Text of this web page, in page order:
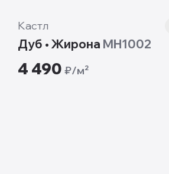
Кастл
Дуб • Жирона MH1002
4 490 ₽/м²